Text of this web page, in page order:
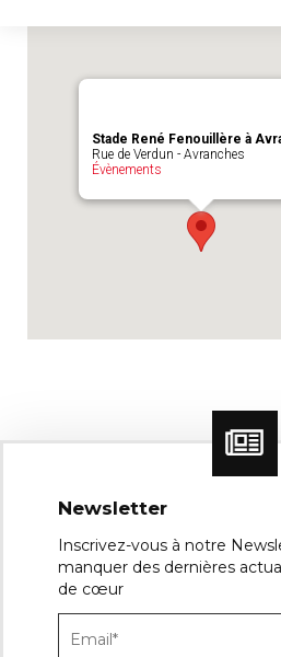
Stade René Fenouillère à
Rue de Verdun - Avranches
Évènements
Newsletter
Inscrivez-vous à notre
manquer des dernières
de cœur